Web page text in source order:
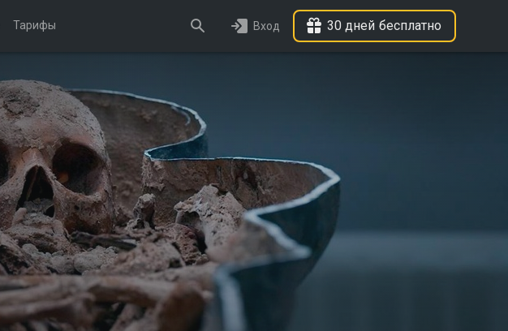
Тарифы Вход 30 дней бесплатно